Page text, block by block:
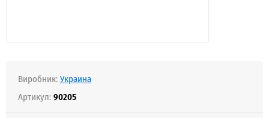
Виробник:Украина
Артикул:90205